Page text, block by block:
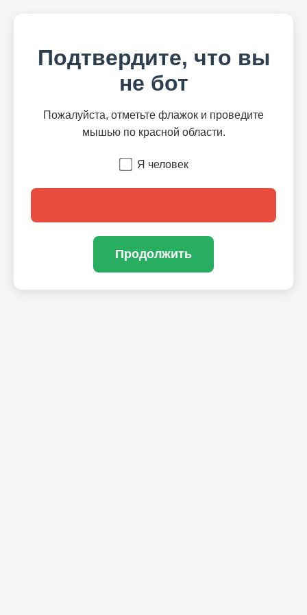
Подтвердите, что вы
не бот
Пожалуйста, отметьте флажок и проведите
мышью по красной области.
Я человек
Продолжить